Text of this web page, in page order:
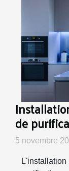
de
5 novembre